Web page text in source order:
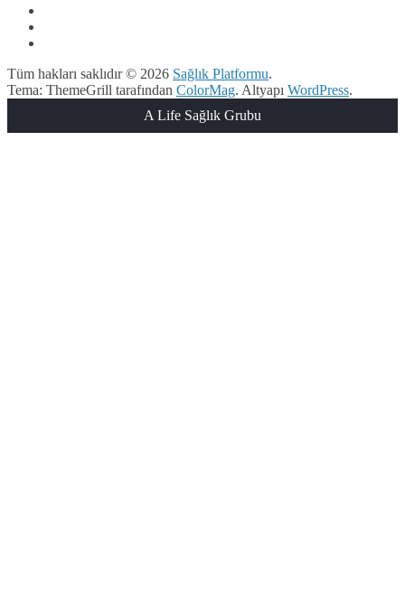
Tüm hakları saklıdır © 2026 Sağlık Platformu.
Tema: ThemeGrill tarafından ColorMag. Altyapı WordPress.
A Life Sağlık Grubu